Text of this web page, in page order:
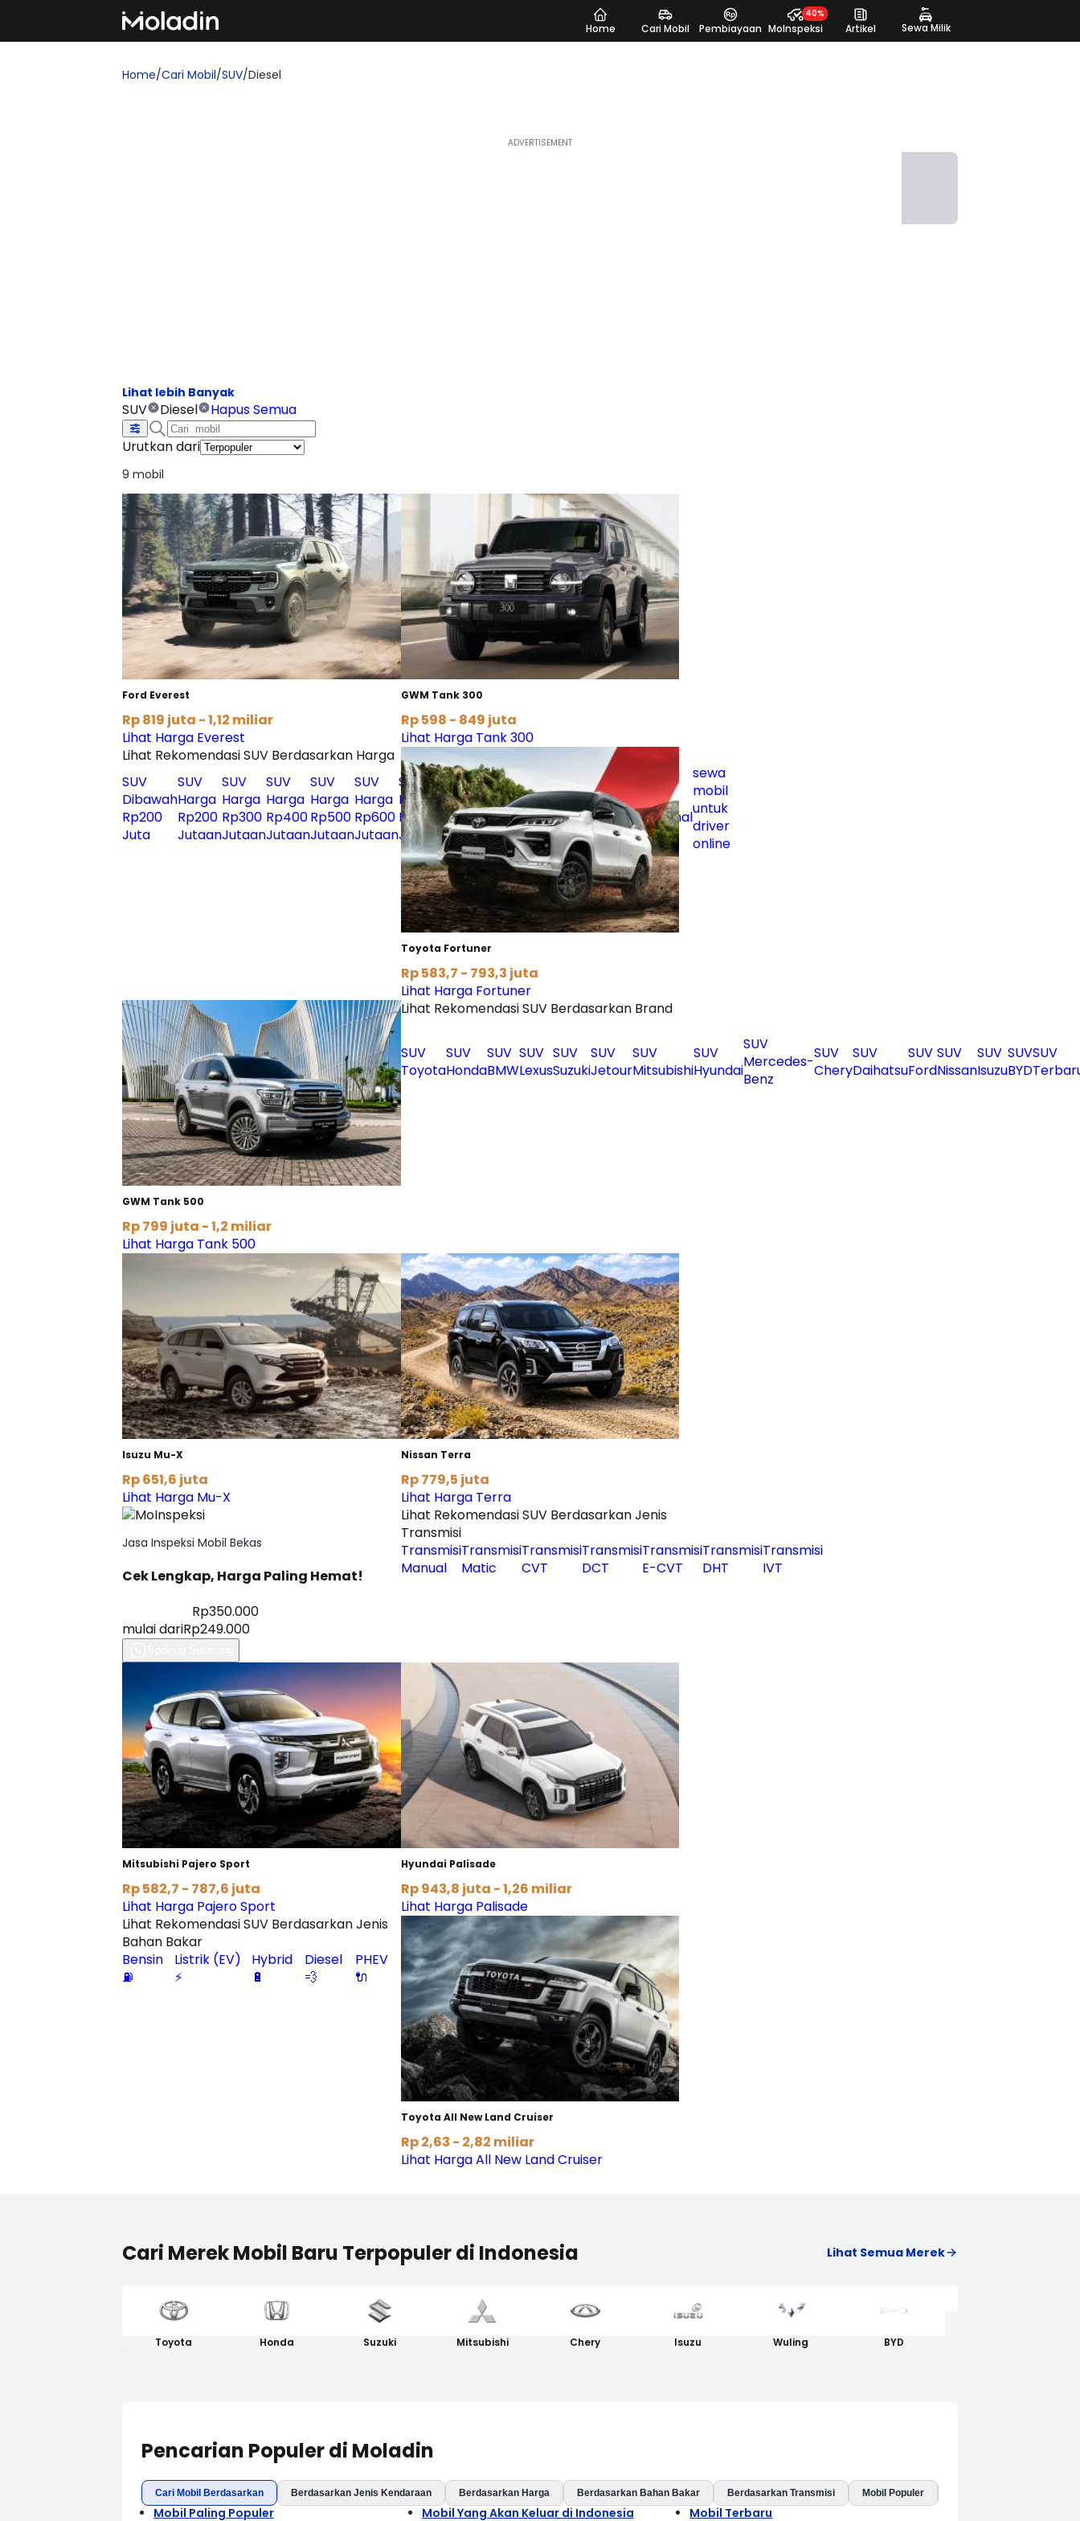
Home Cari Mobil Pembiayaan MoInspeksi
40%
Artikel Sewa Milik
Home/Cari Mobil/SUV/Diesel
SUV Diesel
Hapus Semua
Urutkan dari
9 mobil
Ford Everest
Rp 819 juta - 1,12 miliar
Lihat Harga Everest
GWM Tank 300
Rp 598 - 849 juta
Lihat Harga Tank 300
Lihat Rekomendasi SUV Berdasarkan Harga
SUV
Dibawah
Rp200
Juta
SUV
Harga
Rp200
Jutaan
SUV
Harga
Rp300
Jutaan
SUV
Harga
Rp400
Jutaan
SUV
Harga
Rp500
Jutaan
SUV
Harga
Rp600
Jutaan
SUV
Harga
Rp700
Jutaan
SUV
Harga
Rp800
Jutaan
SUV Yang
Akan
Datang di
Moladin.com
SUV
Termurah
SUV
Termahal
sewa
mobil
untuk
driver
online
Toyota Fortuner
Rp 583,7 - 793,3 juta
Lihat Harga Fortuner
GWM Tank 500
Rp 799 juta - 1,2 miliar
Lihat Harga Tank 500
Lihat Rekomendasi SUV Berdasarkan Brand
SUV
Toyota
SUV
Honda
SUV
BMW
SUV
Lexus
SUV
Suzuki
SUV
Jetour
SUV
Mitsubishi
SUV
Hyundai
SUV
Mercedes-
Benz
SUV
Chery
SUV
Daihatsu
SUV
Ford
SUV
Nissan
SUV
Isuzu
SUV
BYD
SUV
Isuzu Mu-X
Rp 651,6 juta
Lihat Harga Mu-X
Nissan Terra
Rp 779,5 juta
Lihat Harga Terra
Jasa Inspeksi Mobil Bekas
Cek Lengkap, Harga Paling Hemat!
Rp350.000
mulai dariRp249.000
Lihat Rekomendasi SUV Berdasarkan Jenis
Transmisi
Transmisi
Manual
Transmisi
Matic
Transmisi
CVT
Transmisi
DCT
Transmisi
E-CVT
Transmisi
DHT
Transmisi
IVT
Mitsubishi Pajero Sport
Rp 582,7 - 787,6 juta
Lihat Harga Pajero Sport
Hyundai Palisade
Rp 943,8 juta - 1,26 miliar
Lihat Harga Palisade
Lihat Rekomendasi SUV Berdasarkan Jenis
Bahan Bakar
Bensin
⛽
Listrik (EV)
⚡
Hybrid
🔋
Diesel
💨
PHEV
🔌
Toyota All New Land Cruiser
Rp 2,63 - 2,82 miliar
Lihat Harga All New Land Cruiser
Cari Merek Mobil Baru Terpopuler di Indonesia Lihat Semua Merek
Toyota Honda Suzuki Mitsubishi Chery Isuzu Wuling BYD
Pencarian Populer di Moladin
Cari Mobil Berdasarkan Berdasarkan Jenis Kendaraan Berdasarkan Harga Berdasarkan Bahan Bakar Berdasarkan Transmisi Mobil Populer
Mobil Paling Populer Mobil Yang Akan Keluar di Indonesia Mobil Terbaru